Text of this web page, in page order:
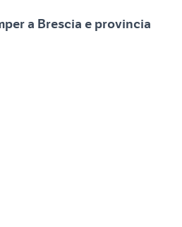
a Brescia e provincia